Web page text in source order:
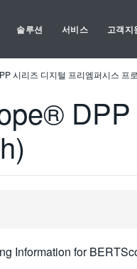
솔루션 서비스 고객지
시리즈 디지털 프리엠퍼시스 프
Information for